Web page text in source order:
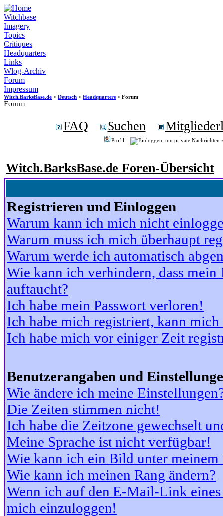
Witchbase
Imagery
Topics
Critiques
Headquarters
Links
Wlog-Archiv
Forum
Impressum
Witch.BarksBase.de > Deutsch > Headquarters > Forum
Forum
FAQ Suchen
Profil
Witch.BarksBase.de Foren-Übersicht
Registrieren und Einloggen
Warum kann ich mich nicht
Warum muss ich mich überhaupt
Warum werde ich automatisch
Wie kann ich verhindern, dass
auftaucht?
Ich habe mein Passwort verloren!
Ich habe mich registriert, kann
Ich habe mich vor einiger Zeit
Benutzerangaben und
Wie ändere ich meine
Die Zeiten stimmen nicht!
Ich habe die Zeitzone gewechselt
Meine Sprache ist nicht verfügbar!
Wie kann ich ein Bild unter meinem
Wie kann ich meinen Rang ändern?
Wenn ich auf den E-Mail-Link
mich einzuloggen!